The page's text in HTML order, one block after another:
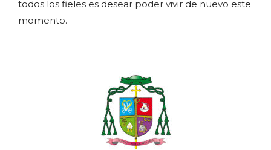
todos los fieles es desear poder vivir de nuevo este
momento.